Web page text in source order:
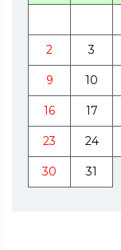
2 3
9 10
16 17
23 24
30 31